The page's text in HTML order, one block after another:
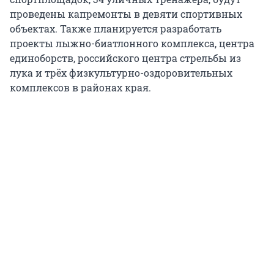
проведены капремонты в девяти спортивных
объектах. Также планируется разработать
проекты лыжно-биатлонного комплекса, центра
единоборств, российского центра стрельбы из
лука и трёх физкультурно-оздоровительных
комплексов в районах края.